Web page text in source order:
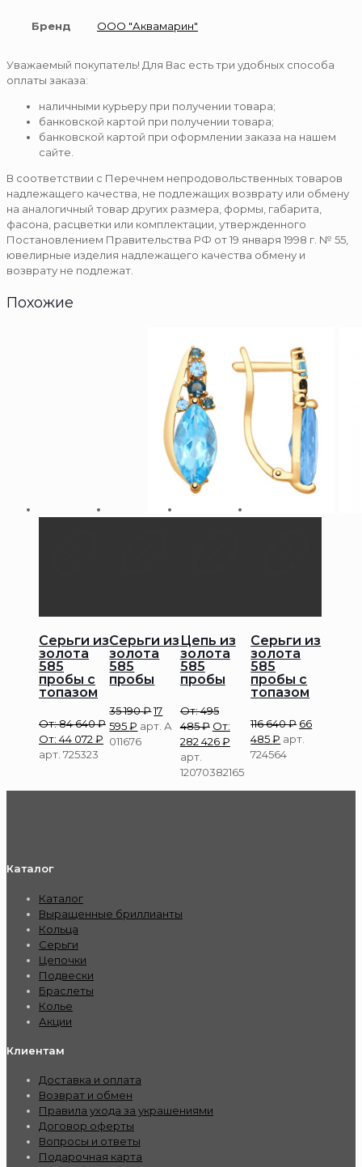
Бренд ООО "Аквамарин"
Уважаемый покупатель! Для Вас есть три удобных способа
оплаты заказа:
наличными курьеру при получении товара;
банковской картой при получении товара;
банковской картой при оформлении заказа на нашем
сайте.
В соответствии с Перечнем непродовольственных товаров
надлежащего качества, не подлежащих возврату или обмену
на аналогичный товар других размера, формы, габарита,
фасона, расцветки или комплектации, утвержденного
Постановлением Правительства РФ от 19 января 1998 г. № 55,
ювелирные изделия надлежащего качества обмену и
возврату не подлежат.
Похожие
Серьги из
золота
585
пробы с
топазом
От:84 640₽
От: 44 072 ₽
арт. 725323
Серьги из
золота
585
пробы
35 190₽17
595₽ арт. А
011676
Цепь из
золота
585
пробы
От:495
485₽ От:
282 426₽
арт.
12070382165
Серьги из
золота
585
пробы с
топазом
116 640₽ 66
485₽ арт.
724564
Каталог
Каталог
Выращенные бриллианты
Кольца
Серьги
Цепочки
Подвески
Браслеты
Колье
Акции
Клиентам
Доставка и оплата
Возврат и обмен
Правила ухода за украшениями
Договор оферты
Вопросы и ответы
Подарочная карта